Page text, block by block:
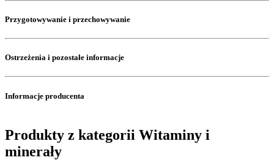
Przygotowywanie i przechowywanie
Ostrzeżenia i pozostałe informacje
Informacje producenta
Produkty z kategorii Witaminy i
minerały